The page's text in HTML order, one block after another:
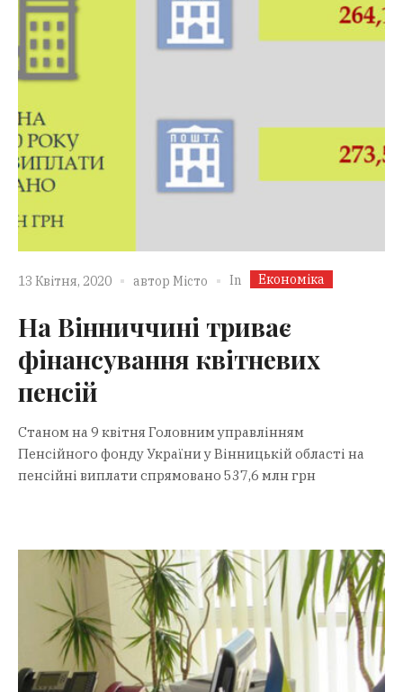
13 Квітня, 2020 автор Місто In Економіка
На Вінниччині триває
фінансування квітневих
пенсій
Станом на 9 квітня Головним управлінням
Пенсійного фонду України у Вінницькій області на
пенсійні виплати спрямовано 537,6 млн грн